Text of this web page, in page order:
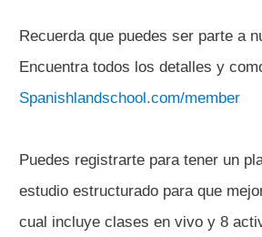
Recuerda que puedes ser parte a
Encuentra todos los detalles y
Spanishlandschool.com/member
Puedes registrarte para tener un
estudio estructurado para que
cual incluye clases en vivo y 8